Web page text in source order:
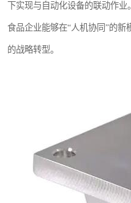
下实现与自动化设备的联动作
食品企业能够在“人机协同”的
的战略转型。